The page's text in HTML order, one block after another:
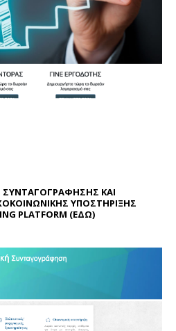
ΚΑΙ
ΥΠΟΣΤΗΡΙΞΗΣ
PLATFORM (ΕΔΩ)